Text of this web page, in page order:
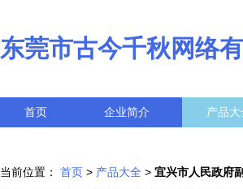
东莞市古今千秋网络
首页 企业简介 产品大
当前位置： 首页 > 产品大全 > 宜兴市人民政府